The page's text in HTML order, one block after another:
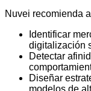
Nuvei recomienda
Identificar
digitalización
Detectar
Diseñar
modelos de